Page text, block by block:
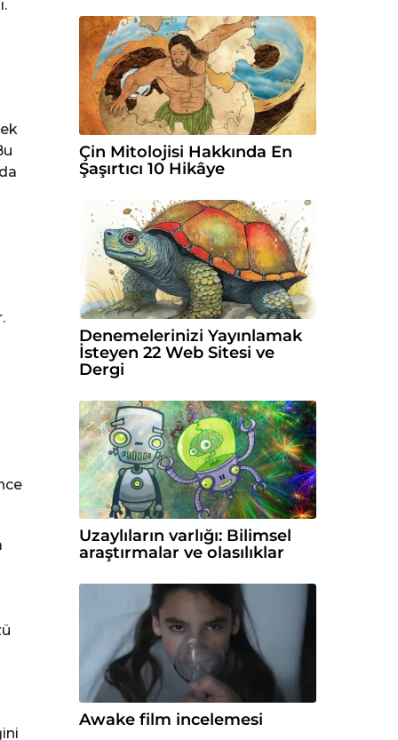
Çin Mitolojisi Hakkında En
Şaşırtıcı 10 Hikâye
Denemelerinizi Yayınlamak
İsteyen 22 Web Sitesi ve
Dergi
Uzaylıların varlığı: Bilimsel
araştırmalar ve olasılıklar
Awake film incelemesi